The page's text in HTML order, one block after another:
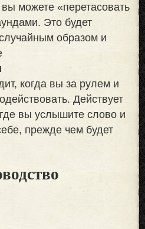
можете «перетасовать
Это будет
образом и
когда вы за рулем и
Действует
вы услышите слово и
прежде чем будет